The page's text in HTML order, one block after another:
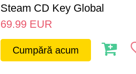
Steam CD Key Global
69.99 EUR
Cumpără acum